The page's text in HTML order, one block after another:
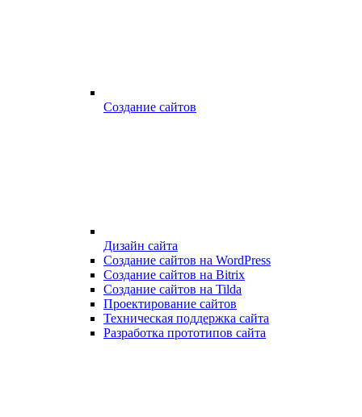
Создание сайтов
Дизайн сайта
Создание сайтов на WordPress
Создание сайтов на Bitrix
Создание сайтов на Tilda
Проектирование сайтов
Техническая поддержка сайта
Разработка прототипов сайта